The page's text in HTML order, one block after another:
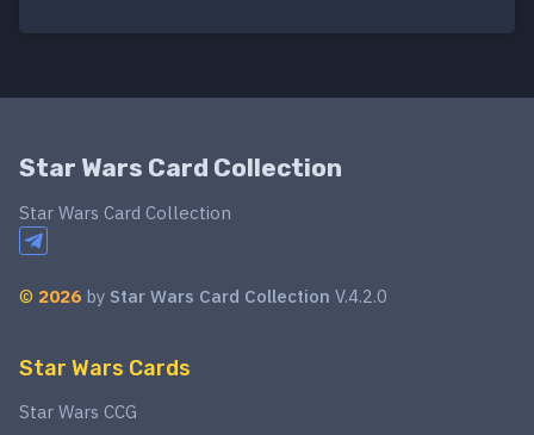
Star Wars Card Collection
Star Wars Card Collection
© 2026 by Star Wars Card Collection V.4.2.0
Star Wars Cards
Star Wars CCG